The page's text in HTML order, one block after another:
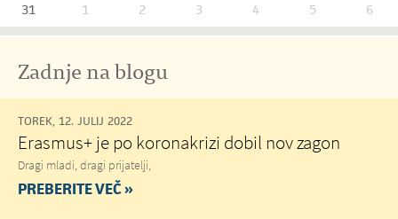
31
1 2 3 4 5 6
Zadnje na blogu
TOREK, 12. JULIJ 2022
Erasmus+ je po koronakrizi dobil nov zagon
Dragi mladi, dragi prijatelji,
PREBERITE VEČ »